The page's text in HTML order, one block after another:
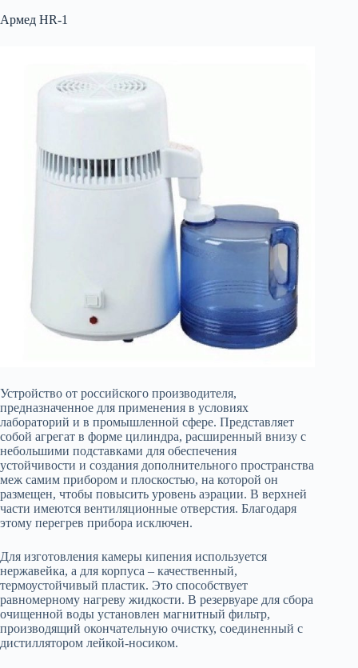
Армед HR-1
Устройство от российского производителя,
предназначенное для применения в условиях
лабораторий и в промышленной сфере. Представляет
собой агрегат в форме цилиндра, расширенный внизу с
небольшими подставками для обеспечения
устойчивости и создания дополнительного пространства
меж самим прибором и плоскостью, на которой он
размещен, чтобы повысить уровень аэрации. В верхней
части имеются вентиляционные отверстия. Благодаря
этому перегрев прибора исключен.
Для изготовления камеры кипения используется
нержавейка, а для корпуса – качественный,
термоустойчивый пластик. Это способствует
равномерному нагреву жидкости. В резервуаре для сбора
очищенной воды установлен магнитный фильтр,
производящий окончательную очистку, соединенный с
дистиллятором лейкой-носиком.